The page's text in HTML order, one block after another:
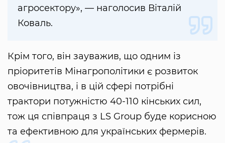
агросектору», — наголосив Віталій
Коваль.
Крім того, він зауважив, що одним із
пріоритетів Мінагрополітики є розвиток
овочівництва, і в цій сфері потрібні
трактори потужністю 40-110 кінських сил,
тож ця співпраця з LS Group буде корисною
та ефективною для українських фермерів.